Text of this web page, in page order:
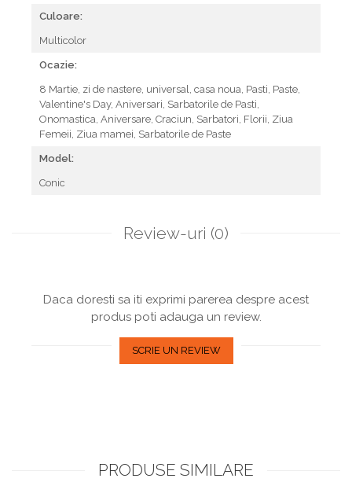
Culoare:
Multicolor
Ocazie:
8 Martie, zi de nastere, universal, casa noua, Pasti, Paste,
Valentine's Day, Aniversari, Sarbatorile de Pasti,
Onomastica, Aniversare, Craciun, Sarbatori, Florii, Ziua
Femeii, Ziua mamei, Sarbatorile de Paste
Model:
Conic
Review-uri (0)
Daca doresti sa iti exprimi parerea despre acest
produs poti adauga un review.
SCRIE UN REVIEW
PRODUSE SIMILARE